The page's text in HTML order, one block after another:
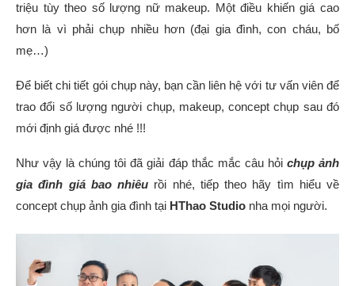
triệu tùy theo số lượng nữ makeup. Một điều khiến giá cao
hơn là vì phải chụp nhiều hơn (đại gia đình, con cháu, bố
mẹ…)
Để biết chi tiết gói chụp này, bạn cần liên hệ với tư vấn viên để
trao đổi số lượng người chụp, makeup, concept chụp sau đó
mới định giá được nhé !!!
Như vậy là chúng tôi đã giải đáp thắc mắc câu hỏi chụp ảnh
gia đình giá bao nhiêu rồi nhé, tiếp theo hãy tìm hiểu về
concept chụp ảnh gia đình tại HThao Studio nha mọi người.